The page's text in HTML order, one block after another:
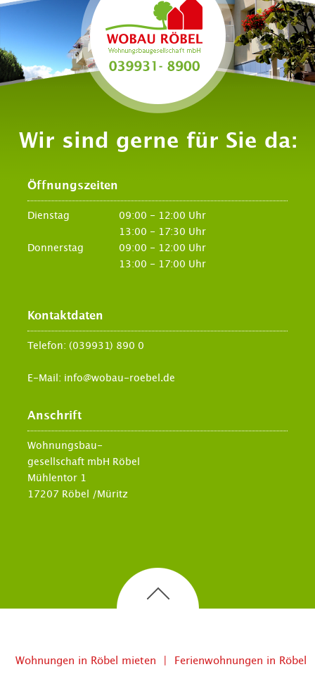
Wir sind gerne für Sie da:
Öffnungszeiten
Dienstag
09:00 - 12:00 Uhr
13:00 - 17:30 Uhr
Donnerstag
09:00 - 12:00 Uhr
13:00 - 17:00 Uhr
Kontaktdaten
Telefon: (039931) 890 0
E-Mail: info@wobau-roebel.de
Anschrift
Wohnungsbau-
gesellschaft mbH Röbel
Mühlentor 1
17207 Röbel /Müritz
Wohnungen in Röbel mieten Ferienwohnungen in Röbel